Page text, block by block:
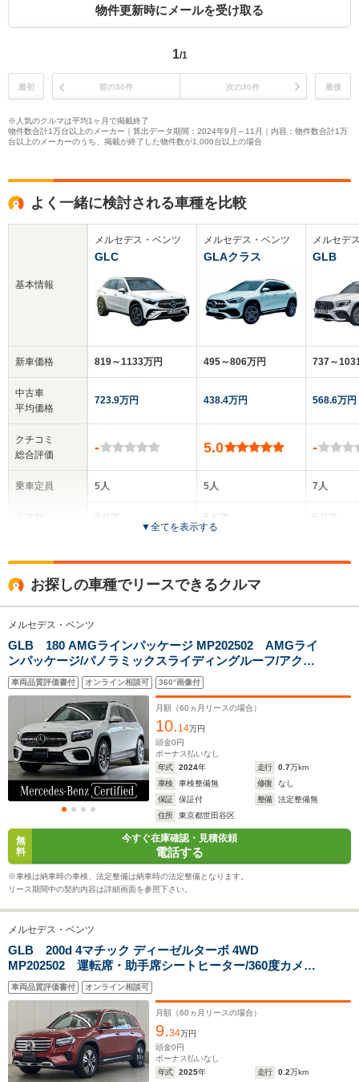
物件更新時にメールを受け取る
1/1
最初 前の30件 次の30件 最後
※人気のクルマは平均1ヶ月で掲載終了
物件数合計1万台以上のメーカー｜算出データ期間：2024年9月～11月｜内容：物件数合計1万
台以上のメーカーのうち、掲載が終了した物件数が1,000台以上の場合
よく一緒に検討される車種を比較
基本情報
新車価格
中古車
平均価格
クチコミ
総合評価
乗車定員
サイズ
(全長x全幅x全高)
WLTCモード
燃費
駆動方式
メルセデス・ベンツ
GLC
819～1133万円
723.9万円
-
5人
5ドア
全高
1.89m～1.92m
全長
4.72m～4.73m
ホイールベース
-m
11.9～18.1km/L
└市街地:9.2～
14.3km/L
18.5km/L
└高速道路:13.4～
20.1km/L
メルセデス・ベンツ
GLAクラス
495～806万円
438.4万円
5.0
5人
5ドア
全高
1.84m～1.85m
全長
4.42m～4.45m
14.0～16.5km/L
└市街地:10.6～
└郊外:14.3～
16.5km/L
19.0km/L
メルセデ
GLB
737～
568.6万円
-
7人
5ドア
全
8.5km/L
13.3km/L
▼全てを表示する
お探しの車種でリースできるクルマ
メルセデス・ベンツ
GLB 180 AMGラインパッケージ MP202502 AMGライ
ンパッケージ/パノラミックスライディングルーフ/アクテ
ィブディスタンスアシストディストロニック運転席・助
手席シートヒーター/360度カメラ/純正ドライブレコーダ
ー/アンビエントライト64色
車両品質評価書付 オンライン相談可 360°画像付
月額（60 ヵ月リースの場合）
10. 14万円
頭金0円
ボーナス払いなし
年式
2024年 走行 0.7万km
車検
車検整備無 修復
なし
保証
保証付 整備
法定整備無
住所
東京都世田谷区
無
料
今すぐ在庫確認・見積依頼
電話する
※車検は納車時の車検、法定整備は納車時の法定整備となります。
リース期間中の契約内容は詳細画面を参照下さい。
メルセデス・ベンツ
GLB 200d 4マチック ディーゼルターボ 4WD
MP202502 運転席・助手席シートヒーター/360度カメラ/
デジタルコックピットディスプレイ/アクティブパーキン
グアシスト/ドライビングアシスタンスパッケージ/アンビ
エントライト64色/純正ドライブレコーダー
車両品質評価書付 オンライン相談可
月額（60 ヵ月リースの場合）
9.34万円
頭金0円
ボーナス払いなし
年式
2025年 走行 0.2万km